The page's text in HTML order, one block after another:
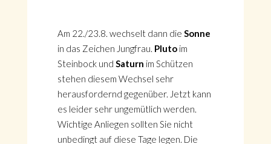
Am 22./23.8. wechselt dann die Sonne
in das Zeichen Jungfrau. Plutoim
Steinbock und Saturn im Schützen
stehen diesem Wechsel sehr
herausfordernd gegenüber. Jetzt kann
es leider sehr ungemütlich werden.
Wichtige Anliegen sollten Sie nicht
unbedingt auf diese Tage legen. Die